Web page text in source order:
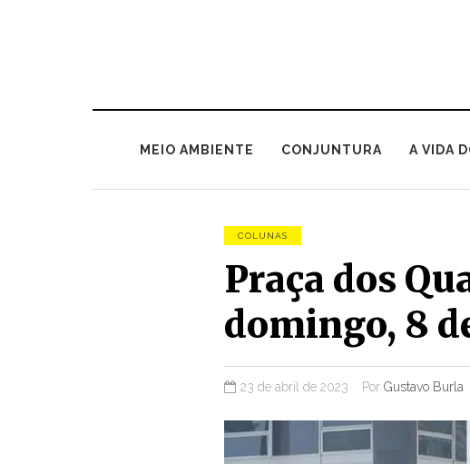
MEIO AMBIENTE CONJUNTURA A VIDA
COLUNAS
Praça dos
domingo, 8
23 de abril de 2023 Por Gustavo Burla